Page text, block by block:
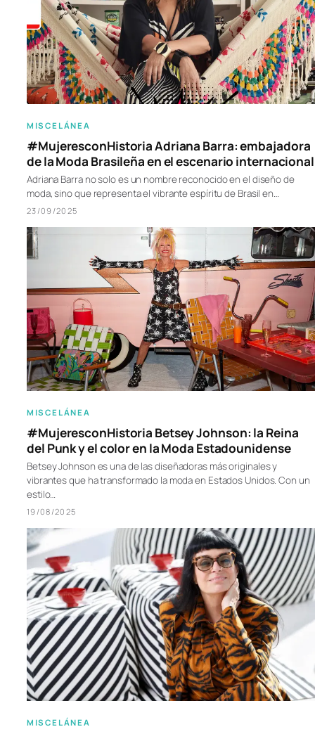
MISCELÁNEA
#MujeresconHistoria Adriana Barra: embajadora
de la Moda Brasileña en el escenario internacional
Adriana Barra no solo es un nombre reconocido en el diseño de
moda, sino que representa el vibrante espíritu de Brasil en…
23/09/2025
MISCELÁNEA
#MujeresconHistoria Betsey Johnson: la Reina
del Punk y el color en la Moda Estadounidense
Betsey Johnson es una de las diseñadoras más originales y
vibrantes que ha transformado la moda en Estados Unidos. Con un
estilo…
19/08/2025
MISCELÁNEA